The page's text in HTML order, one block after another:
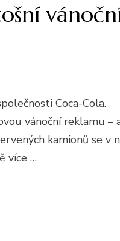
Coca-Cola.
vánoční reklamu –
kamionů se v
více …